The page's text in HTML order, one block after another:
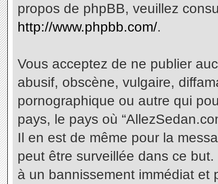
propos de phpBB, veuillez
http://www.phpbb.com/.
Vous acceptez de ne publier
abusif, obscène, vulgaire,
pornographique ou autre qui
pays, le pays où
Il en est de même pour la
peut être surveillée dans ce
à un bannissement immédiat et